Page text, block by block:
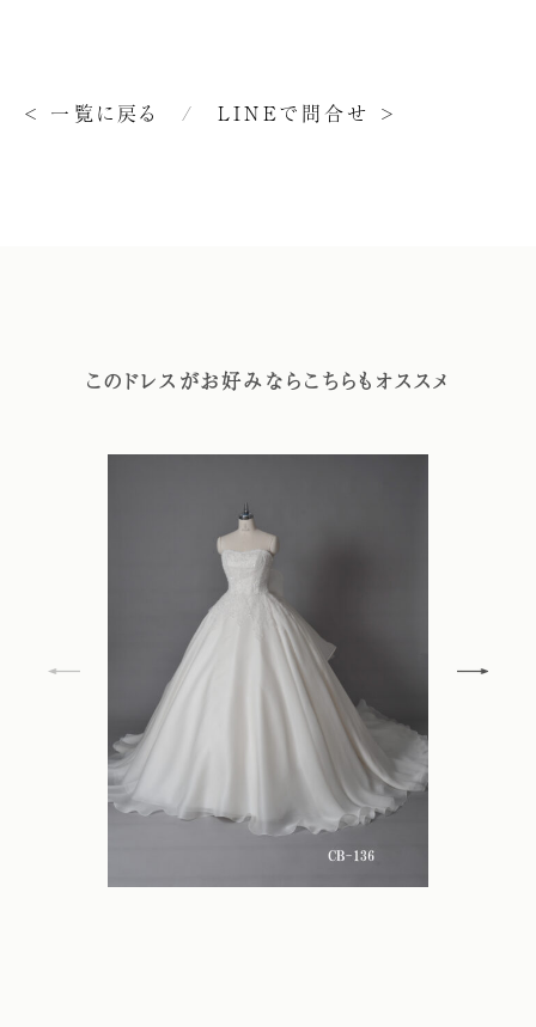
< 一覧に戻る /LINEで問合せ >
このドレスがお好みならこちらもオススメ